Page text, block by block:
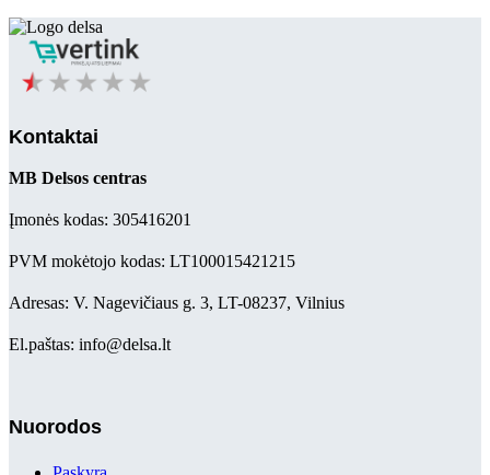
Kontaktai
MB Delsos centras
Įmonės kodas: 305416201
PVM mokėtojo kodas: LT100015421215
Adresas: V. Nagevičiaus g. 3, LT-08237, Vilnius
El.paštas: info@delsa.lt
Nuorodos